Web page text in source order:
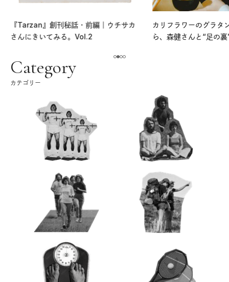
『Tarzan』創刊秘話・前編｜ウチサカ
さんにきいてみる。Vol.2
カリフラワーのグラタ
ら、森健さんと“足の
Category
カテゴリー